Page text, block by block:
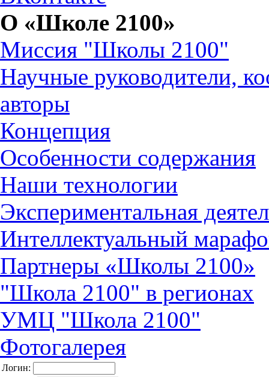
О «Школе 2100»
Миссия "Школы 2100"
Научные руководители,
авторы
Концепция
Особенности содержания
Наши технологии
Экспериментальная
Интеллектуальный
Партнеры «Школы 2100»
"Школа 2100" в регионах
УМЦ "Школа 2100"
Фотогалерея
Логин: